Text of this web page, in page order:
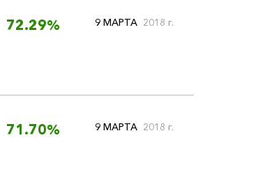
72.29% 9 МАРТА 2018 г.
71.70% 9 МАРТА 2018 г.